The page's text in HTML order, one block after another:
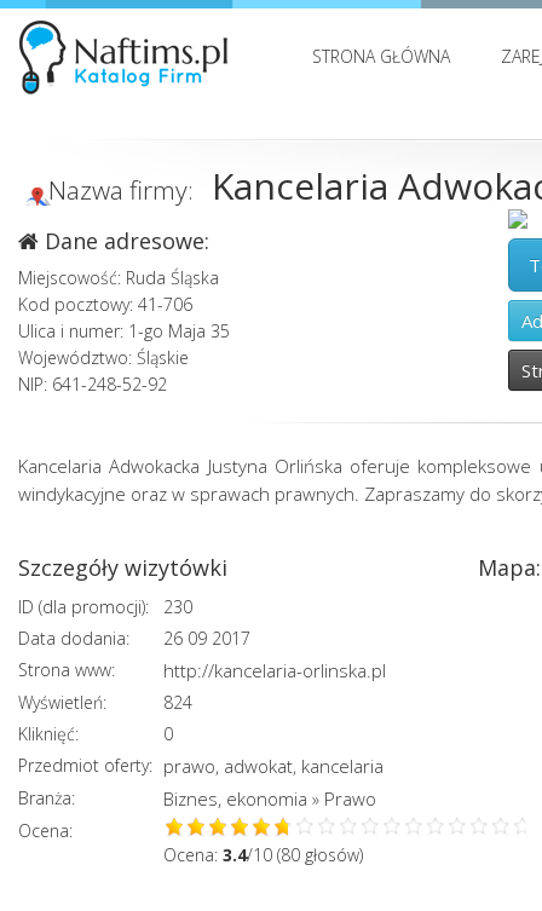
STRONA GŁÓWNA
Nazwa firmy: Kancelaria
Dane adresowe:
Miejscowość: Ruda Śląska
Kod pocztowy: 41-706
Ulica i numer: 1-go Maja 35
Województwo: Śląskie
NIP: 641-248-52-92
Kancelaria Adwokacka Justyna Orlińska oferuje
windykacyjne oraz w sprawach prawnych. Zapraszamy do
Szczegóły wizytówki
ID (dla promocji):
230
Data dodania:
26 09 2017
Strona www:
http://kancelaria-orlinska.pl
Wyświetleń:
824
Kliknięć:
0
Przedmiot oferty: prawo, adwokat, kancelaria
Branża: Biznes, ekonomia » Prawo
Ocena:
Ocena: 3.4/10 (80 głosów)
Mapa: